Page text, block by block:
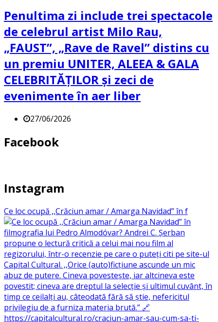
Penultima zi include trei spectacole
de celebrul artist Milo Rau,
„FAUST”, „Rave de Ravel” distins cu
un premiu UNITER, ALEEA & GALA
CELEBRITĂȚILOR și zeci de
evenimente în aer liber
27/06/2026
Facebook
Instagram
Ce loc ocupă ,,Crăciun amar / Amarga Navidad” în f